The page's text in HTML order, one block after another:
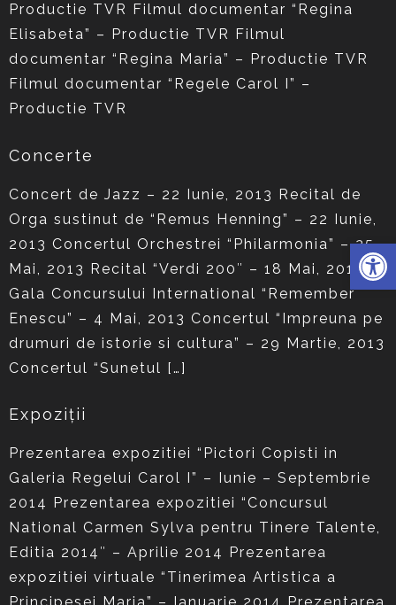
Productie TVR Filmul documentar “Regina
Elisabeta” – Productie TVR Filmul
documentar “Regina Maria” – Productie TVR
Filmul documentar “Regele Carol I” –
Productie TVR
Concerte
Concert de Jazz – 22 Iunie, 2013 Recital de
Orga sustinut de “Remus Henning” – 22 Iunie,
2013 Concertul Orchestrei “Philarmonia” – 25
Mai, 2013 Recital “Verdi 200″ – 18 Mai, 2013
Gala Concursului International “Remember
Enescu” – 4 Mai, 2013 Concertul “Impreuna pe
drumuri de istorie si cultura” – 29 Martie, 2013
Concertul “Sunetul […]
Expoziții
Prezentarea expozitiei “Pictori Copisti in
Galeria Regelui Carol I” – Iunie – Septembrie
2014 Prezentarea expozitiei “Concursul
National Carmen Sylva pentru Tinere Talente,
Editia 2014″ – Aprilie 2014 Prezentarea
expozitiei virtuale “Tinerimea Artistica a